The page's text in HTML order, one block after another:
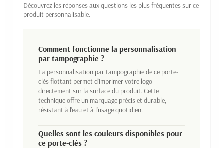
Découvrez les réponses aux questions les plus fréquentes sur ce
produit personnalisable.
Comment fonctionne la personnalisation
par tampographie ?
La personnalisation par tampographie de ce porte-
clés flottant permet d'imprimer votre logo
directement sur la surface du produit. Cette
technique offre un marquage précis et durable,
résistant à l'eau et à l'usage quotidien.
Quelles sont les couleurs disponibles pour
ce porte-clés ?